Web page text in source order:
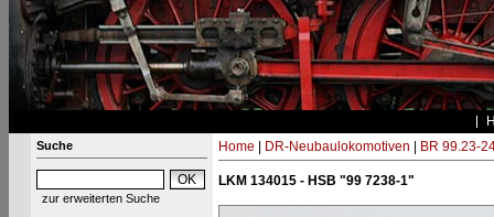
Suche
zur erweiterten Suche
Home DR-Neubaulokomotiven BR 99.23-
LKM 134015 - HSB "99 7238-1"